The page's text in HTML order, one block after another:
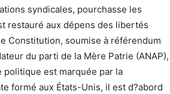
syndicales, pourchasse les
restauré aux dépens des libertés
Constitution, soumise à référendum
du parti de la Mère Patrie (ANAP),
est marquée par la
formé aux États-Unis, il est d?abord